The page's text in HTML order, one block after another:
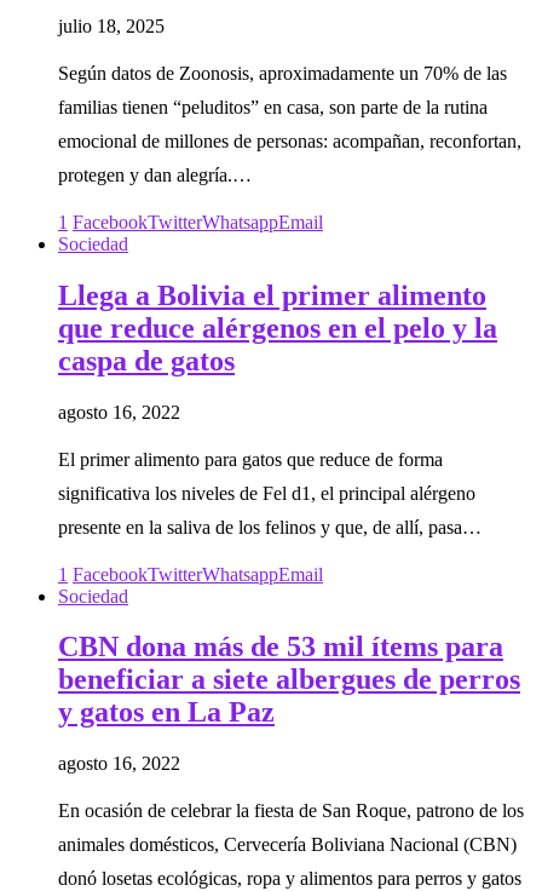
julio 18, 2025
Según datos de Zoonosis, aproximadamente un 70% de las
familias tienen “peluditos” en casa, son parte de la rutina
emocional de millones de personas: acompañan, reconfortan,
protegen y dan alegría.…
1 FacebookTwitterWhatsappEmail
Sociedad
Llega a Bolivia el primer alimento
que reduce alérgenos en el pelo y la
caspa de gatos
agosto 16, 2022
El primer alimento para gatos que reduce de forma
significativa los niveles de Fel d1, el principal alérgeno
presente en la saliva de los felinos y que, de allí, pasa…
1 FacebookTwitterWhatsappEmail
Sociedad
CBN dona más de 53 mil ítems para
beneficiar a siete albergues de perros
y gatos en La Paz
agosto 16, 2022
En ocasión de celebrar la fiesta de San Roque, patrono de los
animales domésticos, Cervecería Boliviana Nacional (CBN)
donó losetas ecológicas, ropa y alimentos para perros y gatos